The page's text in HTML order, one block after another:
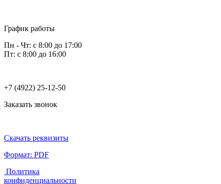
График работы
Пн - Чт: с 8:00 до 17:00
Пт: с 8:00 до 16:00
+7 (4922) 25-12-50
Заказать звонок
Скачать реквизиты
Формат: PDF
Политика
конфиденциальности